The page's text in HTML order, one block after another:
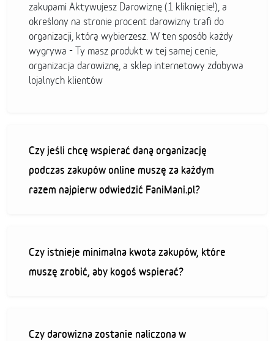
zakupami Aktywujesz Darowiznę (1 kliknięcie!), a
określony na stronie procent darowizny trafi do
organizacji, którą wybierzesz. W ten sposób każdy
wygrywa - Ty masz produkt w tej samej cenie,
organizacja darowiznę, a sklep internetowy zdobywa
lojalnych klientów
Czy jeśli chcę wspierać daną organizację
podczas zakupów online muszę za każdym
razem najpierw odwiedzić FaniMani.pl?
Czy istnieje minimalna kwota zakupów, które
muszę zrobić, aby kogoś wspierać?
Czy darowizna zostanie naliczona w